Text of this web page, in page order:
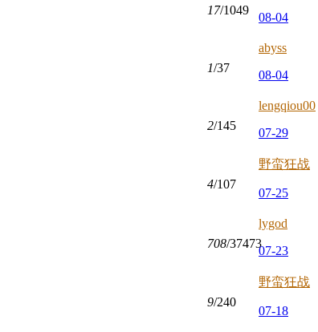
17/1049
08-04
1/37
abyss
08-04
2/145
lengqiou00
07-29
4/107
野蛮狂战
07-25
708/37473
lygod
07-23
9/240
野蛮狂战
07-18